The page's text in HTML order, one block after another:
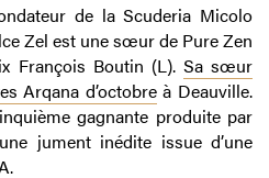
de la Scuderia Micolo
Zel est une sœur de Pure Zen
François Boutin (L). Sa sœur
Arqana d’octobreà Deauville.
gagnante produite par
jument inédite issue d’une